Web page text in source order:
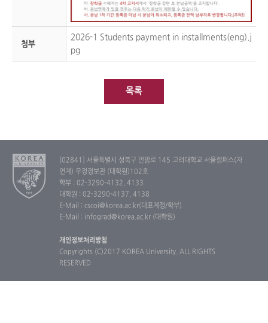
첨부
2026-1 Students payment in installments(eng).j
pg
목록
[02841] 서울특별시 성북구 안암로 145 고려대학교 서울캠퍼스(자
연계) 우정정보관 (대학원)102호
학부 : 02-3290-4132, 4133
대학원 : 02-3290-4137, 4138
E-Mail : cscoi@korea.ac.kr(대표계정/학부)
E-Mail : infograd@korea.ac.kr (대학원)
개인정보처리방침
Copyrights (C)2017 KOREA University. ALL RIGHTS
RESERVED